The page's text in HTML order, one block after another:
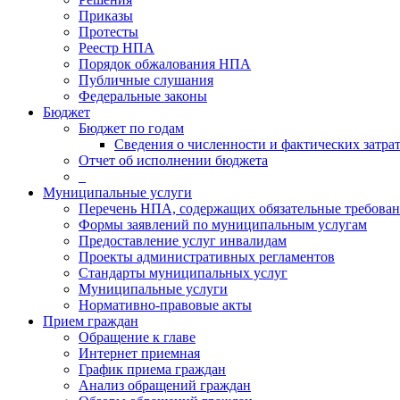
Приказы
Протесты
Реестр НПА
Порядок обжалования НПА
Публичные слушания
Федеральные законы
Бюджет
Бюджет по годам
Сведения о численности и фактических затрат
Отчет об исполнении бюджета
Муниципальные услуги
Перечень НПА, содержащих обязательные
Формы заявлений по муниципальным услугам
Предоставление услуг инвалидам
Проекты административных регламентов
Стандарты муниципальных услуг
Муниципальные услуги
Нормативно-правовые акты
Прием граждан
Обращение к главе
Интернет приемная
График приема граждан
Анализ обращений граждан